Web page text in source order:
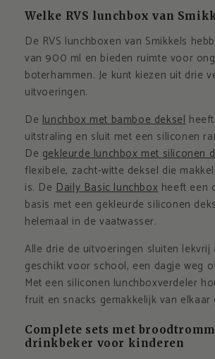
Welke RVS lunchbox van
De RVS lunchboxen van Smikkels
van 900 ml en bieden ruimte voor
boterhammen. Je kunt kiezen uit drie
uitvoeringen.
De lunchbox met bamboe dekselheeft
uitstraling en sluit met een siliconen
De gekleurde lunchbox met siliconen
flexibele, zacht-witte deksel die
is. DeDaily Basic lunchbox heeft een
basis met een gekleurde siliconen
helemaal in de vaatwasser.
Alle drie de uitvoeringen sluiten lekvrij
geschikt voor school, een dagje weg
Met een siliconen lunchboxverdeler
fruit en snacks gemakkelijk van elkaar
Complete sets met
drinkbeker voor kinderen